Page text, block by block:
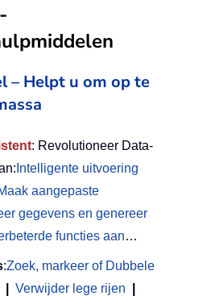
– Helpt u om op te
: Revolutioneer Data-
Intelligente uitvoering
aangepaste
gegevens en genereer
functies aan…
:Zoek, markeer of Dubbele
Verwijder lege rijen